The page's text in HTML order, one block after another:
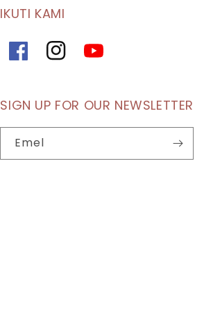
IKUTI KAMI
FacebookInstagramYouTube
SIGN UP FOR OUR NEWSLETTER
Emel